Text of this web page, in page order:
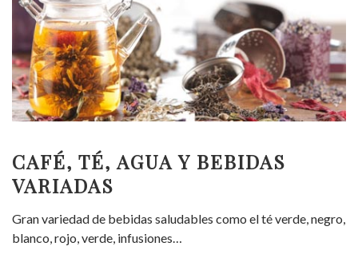
CAFÉ, TÉ, AGUA Y BEBIDAS
VARIADAS
Gran variedad de bebidas saludables como el té verde, negro,
blanco, rojo, verde, infusiones…